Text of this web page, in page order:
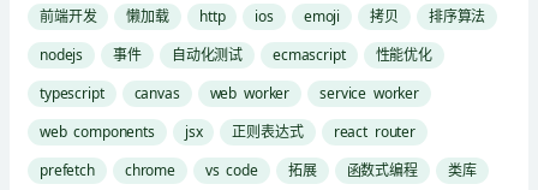
前端开发
懒加载 http ios emoji 拷贝
排序算法
nodejs
事件 自动化测试 ecmascript
性能优化
typescript
canvas web worker
service worker
web components
jsx 正则表达式
react router
prefetch
chrome vs code 拓展 函数式编程
类库